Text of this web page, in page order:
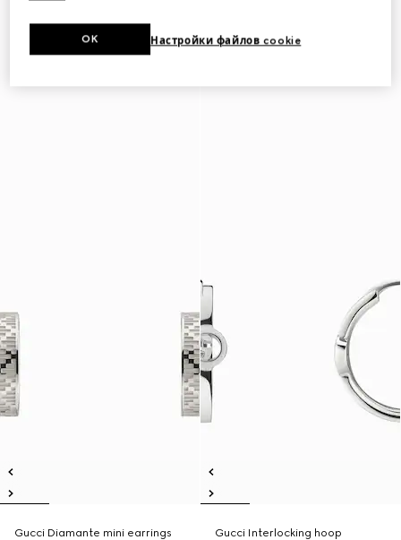
Gucci Diamante mini earrings
Gucci Interlocking hoop
Настройки файлов cookie
OK